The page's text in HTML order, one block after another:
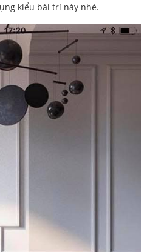
kiểu bài trí này nhé.